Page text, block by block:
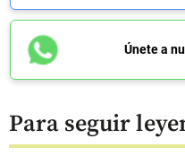
Únete a
Para seguir